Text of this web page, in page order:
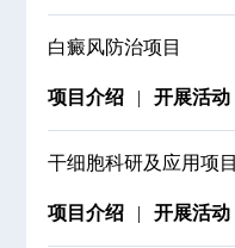
白癜风防治项目
项目介绍 开展活动
干细胞科研及应用项目
项目介绍 开展活动